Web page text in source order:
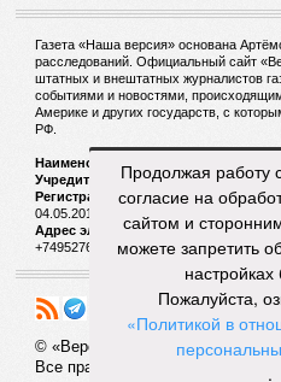
Газета «Наша версия» основана
расследований. Официальный сайт
штатных и внештатных журналистов
событиями и новостями,
Америке и других государств, с
РФ.
Наименование:
Учредитель:
ООО «Версия»,
Регистрационный номер
04.05.2018 г.
Адрес электронной почты и
+74952760348
© «Версия»
Все права защищены
Продолжая работу
согласие на
сайтом и
можете запретить
настройках
Пожалуйста,
«Политикой в
.